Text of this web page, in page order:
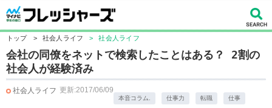
トップ > 社会人ライフ > 社会人ライフ
会社の同僚をネットで検索したことはある？ 2割の
社会人が経験済み
社会人ライフ 更新:2017/06/09
本音コラム. 仕事力 転職 仕事